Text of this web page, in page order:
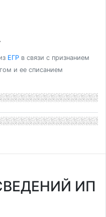
ЕГР в связи с признанием
и ее списанием
ИП